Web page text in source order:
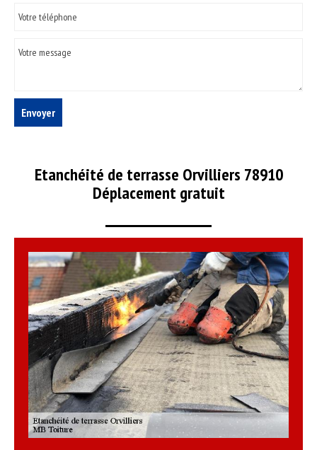
Etanchéité de terrasse Orvilliers 78910
Déplacement gratuit